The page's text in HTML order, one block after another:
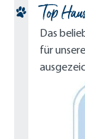
Top
Das
für